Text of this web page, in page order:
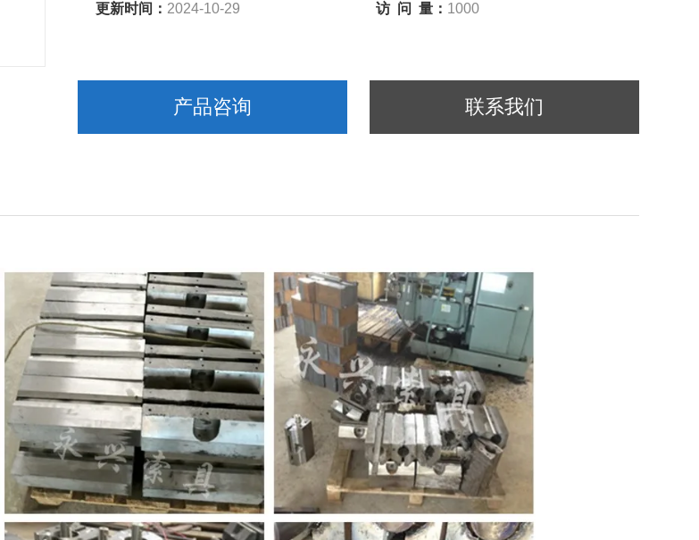
更新时间： 2024-10-29 访 问 量： 1000
产品咨询 联系我们